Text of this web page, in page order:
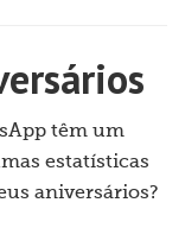
têm um
estatísticas
aniversários?